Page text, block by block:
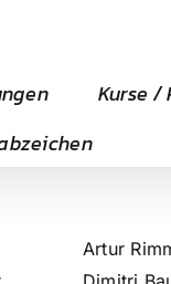
Kurse /
Artur